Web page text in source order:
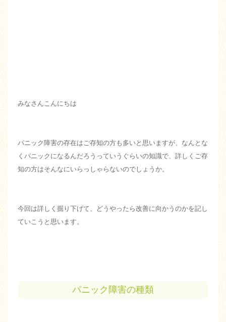
みなさんこんにちは
パニック障害の存在はご存知の方も多いと思いますが、なんとな
くパニックになるんだろうっていうぐらいの知識で、詳しくご存
知の方はそんなにいらっしゃらないのでしょうか。
今回は詳しく掘り下げて、どうやったら改善に向かうのかを記し
ていこうと思います。
パニック障害の種類